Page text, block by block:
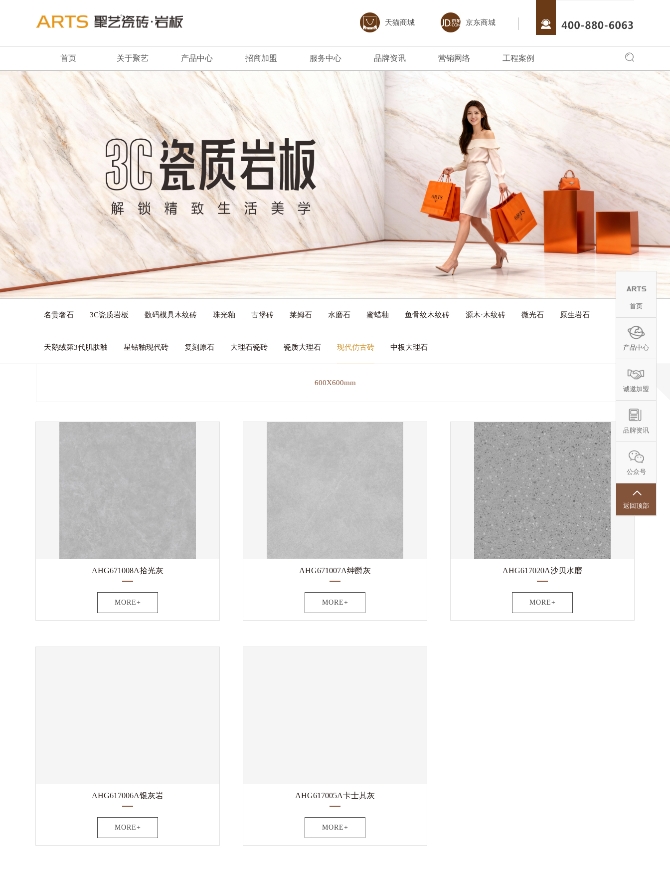
天猫商城 京东商城
首页 关于聚艺
品牌简介
董事长致辞
企业文化
品牌荣誉
发展历程
联系我们
打造陶瓷行业创新企业；坚持“以顾客为中
心、重质量、讲诚信、强品牌、增效益”的经
营方针。
产品中心
最新推荐
畅销产品
产品覆盖各种规格的高档岩板、大板、大理石
瓷砖、中板墙面砖、现代质感砖等上千款花色
品种。
招商加盟
加盟优势
招商政策
合作流程
加盟申请
以市场为导向，以科技求发展，始终把创新驱
动和绿色发展作为企业赢得未来的核心战略。
服务中心
免费预约量房
经销商专区
人才招聘
聚艺的经销商朋友，可以通过服务中心，直接
下载聚艺品牌物料文化，更多服务，请拨打
400 880 6063。
品牌资讯
品牌资讯
行业资讯
聚艺瓷砖·岩板借助于互联网特性来实现一定
营销目标，品牌资讯在整个品牌传播过程中起
着举足轻重的作用。
营销网络
全国网络
专卖店风采
全面实现品牌化经营，在全国建立起多家
工程案例
聚艺产品品质优良
消费者喜爱；在全
首页
产品中心
诚邀加盟
品牌资讯
公众号
返回顶部
名贵奢石 3C瓷质岩板 数码模具木纹砖 珠光釉 古堡砖 莱姆石 水磨石 蜜蜡釉 鱼骨纹木纹砖 源木·木纹砖 微光石 原生岩石
天鹅绒第3代肌肤釉 星钻釉现代砖 复刻原石 大理石瓷砖 瓷质大理石 现代仿古砖 中板大理石
600X600mm
AHG671008A拾光灰
MORE+
AHG671007A绅爵灰
MORE+
AHG617020A沙贝水磨
MORE+
AHG617006A银灰岩
MORE+
AHG617005A卡士其灰
MORE+